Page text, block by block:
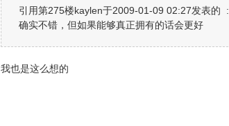
引用第275楼kaylen于2009-01-09 02:27发表的 :
确实不错，但如果能够真正拥有的话会更好
我也是这么想的